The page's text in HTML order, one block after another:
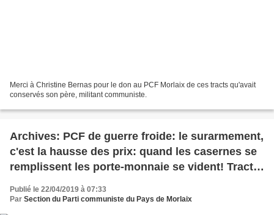
Merci à Christine Bernas pour le don au PCF Morlaix de ces tracts qu'avait
conservés son père, militant communiste.
Archives: PCF de guerre froide: le surarmement,
c'est la hausse des prix: quand les casernes se
remplissent les porte-monnaie se vident! Tract
Publié le 22/04/2019 à 07:33
Par Section du Parti communiste du Pays de Morlaix